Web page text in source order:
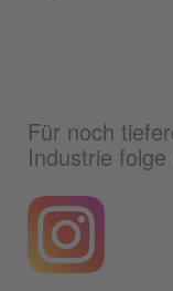
Für noch
Industrie